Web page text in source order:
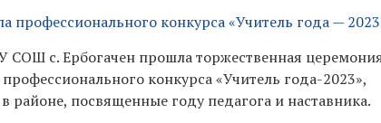
профессионального конкурса «Учитель года —
СОШ с. Ербогачен прошла торжественная
конкурса «Учитель года-2023»,
районе, посвященные году педагога и наставника.